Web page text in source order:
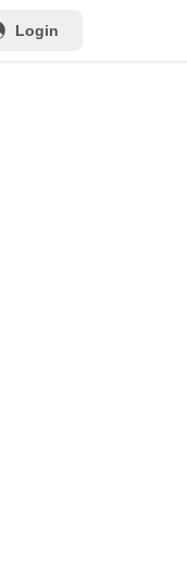
Login